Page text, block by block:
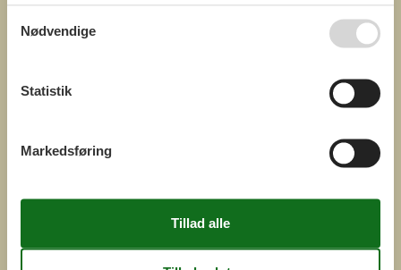
Nødvendige
Statistik
Markedsføring